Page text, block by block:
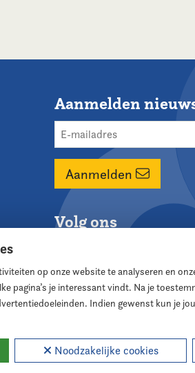
Aanmelden
Aanmelden
Volg ons
Webdesign:XD designers
op onze website te analyseren en
pagina’s je interessant vindt. Na je
Indien gewenst kun je
Noodzakelijke cookies